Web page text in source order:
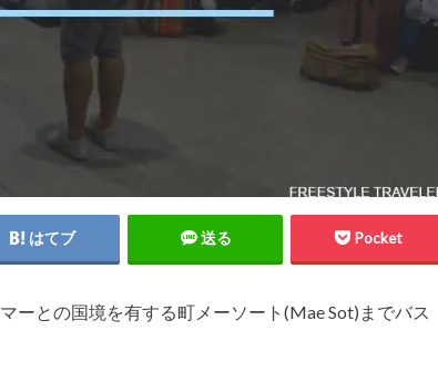
はてブ 送る Pocket
ーとの国境を有する町メーソート(Mae Sot)までバス